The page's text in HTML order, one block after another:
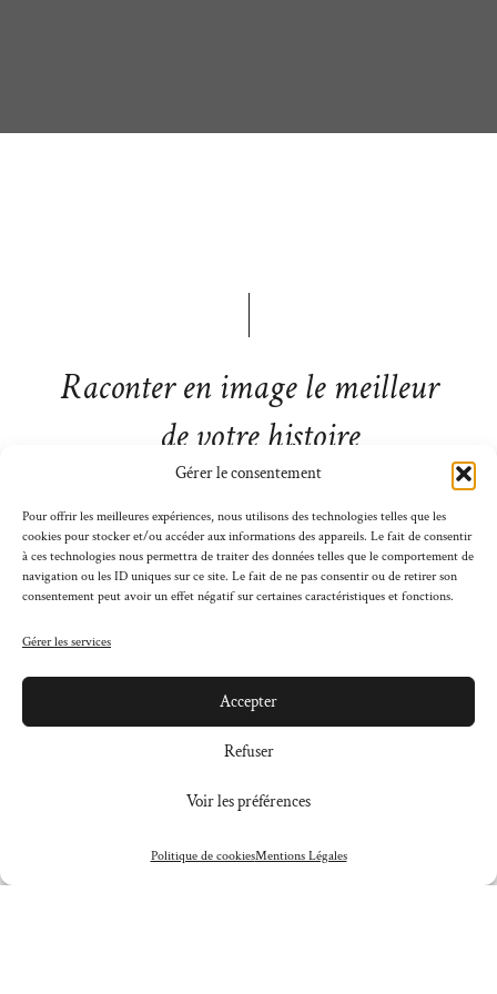
Gérer le consentement
Pour offrir les meilleures expériences, nous utilisons des technologies telles que les
cookies pour stocker et/ou accéder aux informations des appareils. Le fait de consentir
à ces technologies nous permettra de traiter des données telles que le comportement de
navigation ou les ID uniques sur ce site. Le fait de ne pas consentir ou de retirer son
consentement peut avoir un effet négatif sur certaines caractéristiques et fonctions.
Gérer les services
Accepter
Refuser
Voir les préférences
Politique de cookiesMentions Légales
Raconter en image le meilleur
de votre histoire